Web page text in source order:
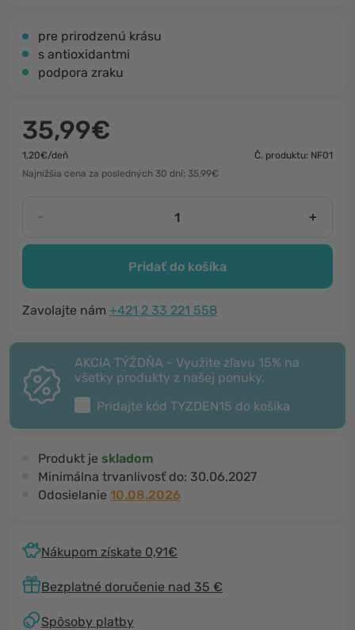
pre prirodzenú krásu
s antioxidantmi
podpora zraku
35,99€
1,20€/deň
Č. produktu: NF01
Najnižšia cena za posledných 30 dní: 35,99€
- +
Pridať do košíka
Zavolajte nám +421 2 33 221 558
AKCIA TÝŽDŇA - Využite zľavu 15% na
všetky produkty z našej ponuky.
Pridajte kód TYZDEN15 do košíka
Produkt je skladom
Minimálna trvanlivosť do: 30.06.2027
Odosielanie 10.08.2026
Nákupom získate 0,91€
Bezplatné doručenie nad 35 €
Spôsoby platby